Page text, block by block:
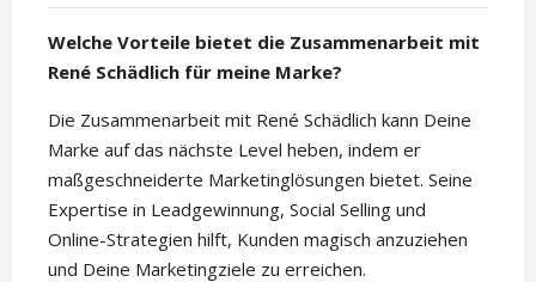
Welche Vorteile bietet die Zusammenarbeit mit
René Schädlich für meine Marke?
Die Zusammenarbeit mit René Schädlich kann Deine
Marke auf das nächste Level heben, indem er
maßgeschneiderte Marketinglösungen bietet. Seine
Expertise in Leadgewinnung, Social Selling und
Online-Strategien hilft, Kunden magisch anzuziehen
und Deine Marketingziele zu erreichen.